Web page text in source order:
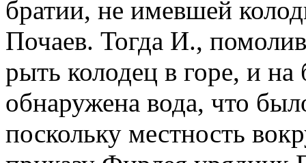
братии, не имевшей
Почаев. Тогда И.,
рыть колодец в горе, и
обнаружена вода, что
поскольку местность